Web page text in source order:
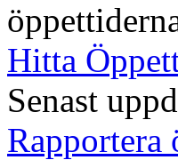
Hitta
Senast
Rapportera